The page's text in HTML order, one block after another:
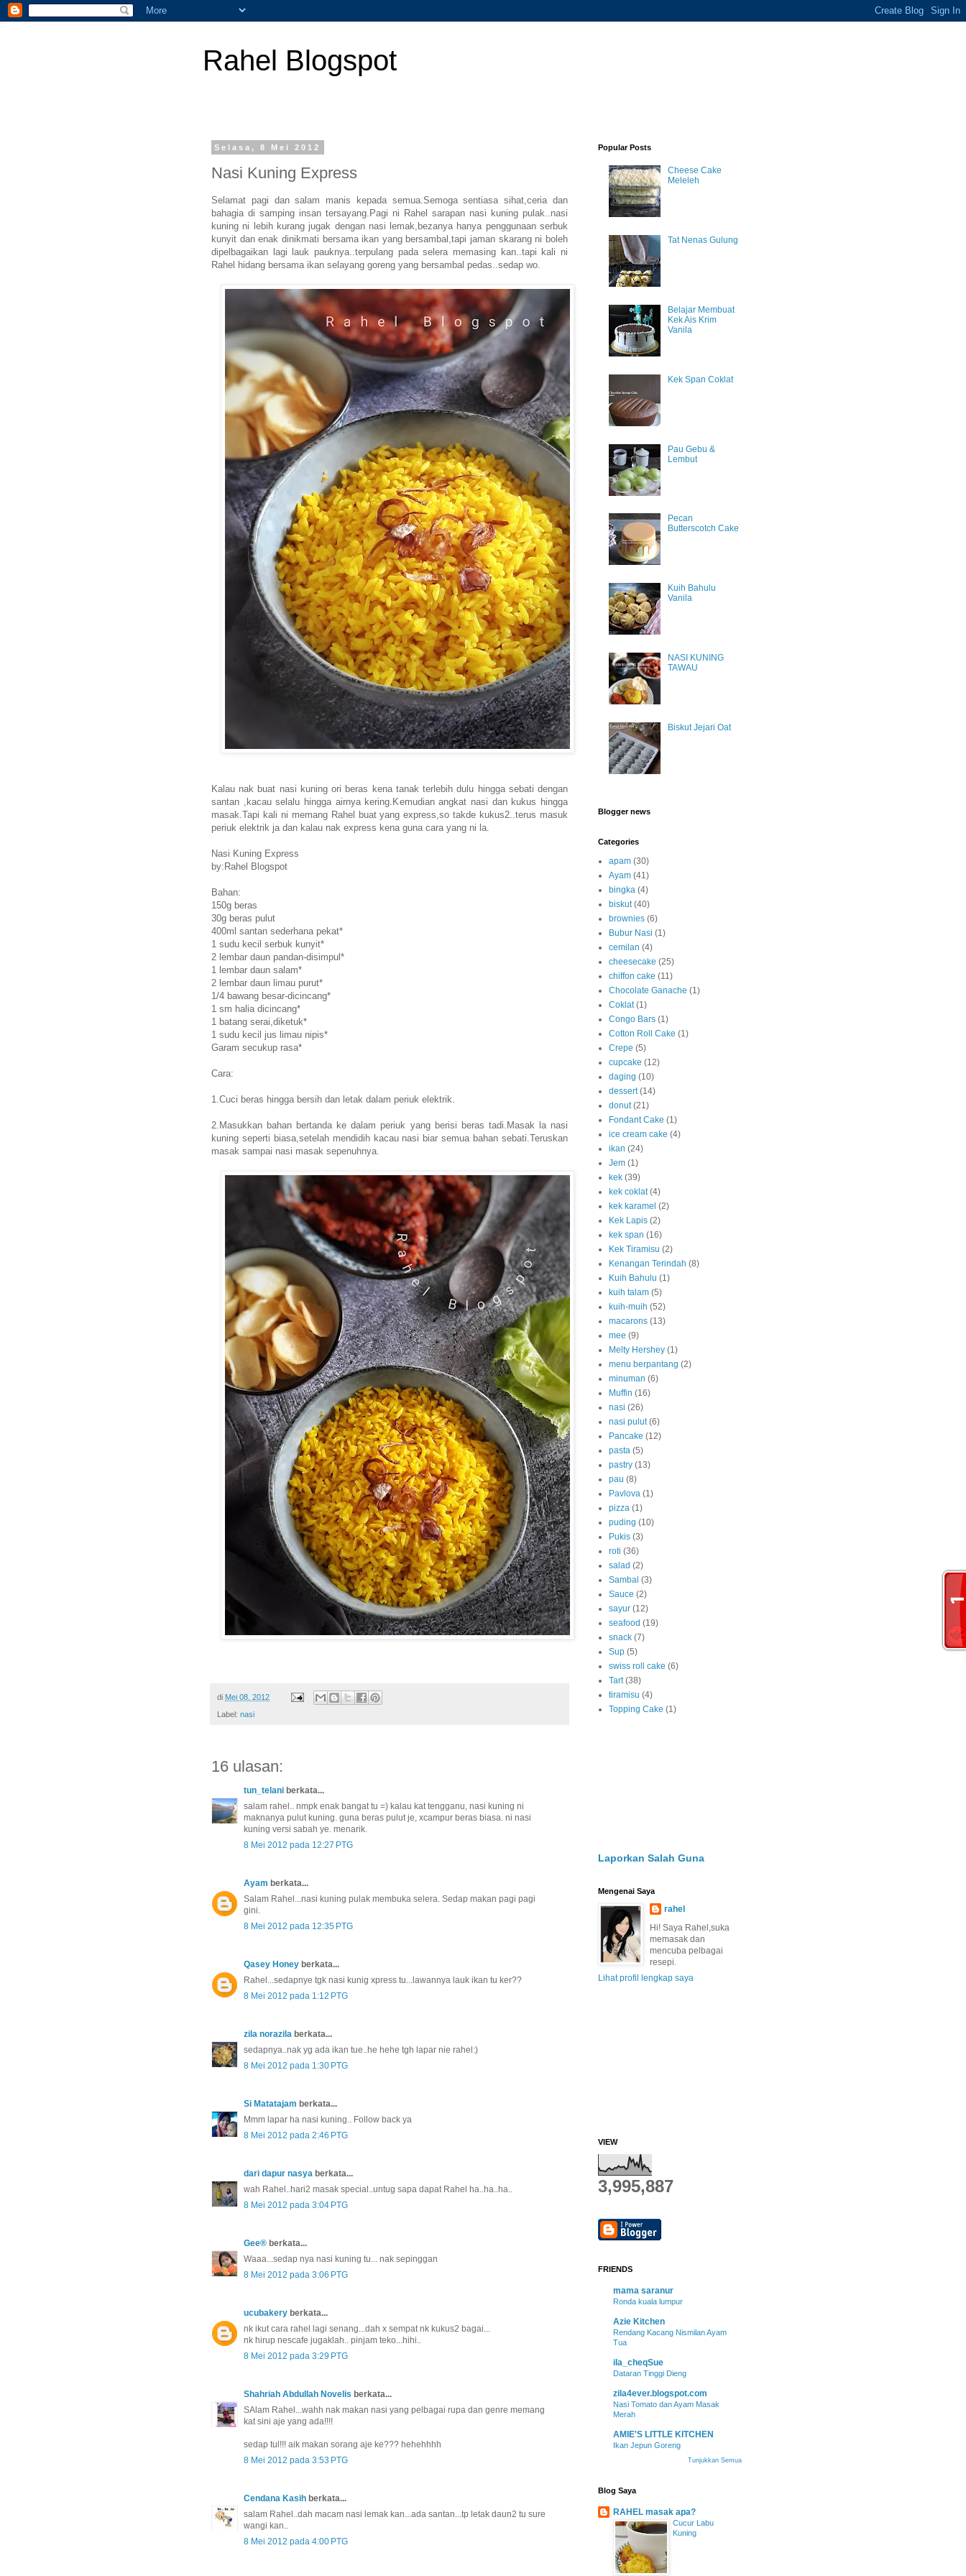
Rahel Blogspot
Selasa, 8 Mei 2012
Nasi Kuning Express
Selamat pagi dan salam manis kepada semua.Semoga sentiasa sihat,ceria dan
bahagia di samping insan tersayang.Pagi ni Rahel sarapan nasi kuning pulak..nasi
kuning ni lebih kurang jugak dengan nasi lemak,bezanya hanya penggunaan serbuk
kunyit dan enak dinikmati bersama ikan yang bersambal,tapi jaman skarang ni boleh
dipelbagaikan lagi lauk pauknya..terpulang pada selera memasing kan..tapi kali ni
Rahel hidang bersama ikan selayang goreng yang bersambal pedas..sedap wo.
Kalau nak buat nasi kuning ori beras kena tanak terlebih dulu hingga sebati dengan
santan ,kacau selalu hingga airnya kering.Kemudian angkat nasi dan kukus hingga
masak.Tapi kali ni memang Rahel buat yang express,so takde kukus2..terus masuk
periuk elektrik ja dan kalau nak express kena guna cara yang ni la.
Nasi Kuning Express
by:Rahel Blogspot
Bahan:
150g beras
30g beras pulut
400ml santan sederhana pekat*
1 sudu kecil serbuk kunyit*
2 lembar daun pandan-disimpul*
1 lembar daun salam*
2 lembar daun limau purut*
1/4 bawang besar-dicincang*
1 sm halia dicincang*
1 batang serai,diketuk*
1 sudu kecil jus limau nipis*
Garam secukup rasa*
Cara:
1.Cuci beras hingga bersih dan letak dalam periuk elektrik.
2.Masukkan bahan bertanda ke dalam periuk yang berisi beras tadi.Masak la nasi
kuning seperti biasa,setelah mendidih kacau nasi biar semua bahan sebati.Teruskan
masak sampai nasi masak sepenuhnya.
di Mei 08, 2012
Label: nasi
16 ulasan:
tun_telani berkata...
salam rahel.. nmpk enak bangat tu =) kalau kat tengganu, nasi kuning ni
maknanya pulut kuning. guna beras pulut je, xcampur beras biasa. ni nasi
kuning versi sabah ye. menarik.
8 Mei 2012 pada 12:27 PTG
Ayam berkata...
Salam Rahel...nasi kuning pulak membuka selera. Sedap makan pagi pagi
gini.
8 Mei 2012 pada 12:35 PTG
Qasey Honey berkata...
Rahel...sedapnye tgk nasi kunig xpress tu...lawannya lauk ikan tu ker??
8 Mei 2012 pada 1:12 PTG
zila norazila berkata...
sedapnya..nak yg ada ikan tue..he hehe tgh lapar nie rahel:)
8 Mei 2012 pada 1:30 PTG
Si Matatajam berkata...
Mmm lapar ha nasi kuning.. Follow back ya
8 Mei 2012 pada 2:46 PTG
dari dapur nasya berkata...
wah Rahel..hari2 masak special..untug sapa dapat Rahel ha..ha..ha..
8 Mei 2012 pada 3:04 PTG
Gee® berkata...
Waaa...sedap nya nasi kuning tu... nak sepinggan
8 Mei 2012 pada 3:06 PTG
ucubakery berkata...
nk ikut cara rahel lagi senang...dah x sempat nk kukus2 bagai...
nk hirup nescafe jugaklah.. pinjam teko...hihi..
8 Mei 2012 pada 3:29 PTG
Shahriah Abdullah Novelis berkata...
SAlam Rahel...wahh nak makan nasi yang pelbagai rupa dan genre memang
kat sini aje yang ada!!!!
sedap tul!!! aik makan sorang aje ke??? hehehhhh
8 Mei 2012 pada 3:53 PTG
Cendana Kasih berkata...
salam Rahel..dah macam nasi lemak kan...ada santan...tp letak daun2 tu sure
wangi kan..
8 Mei 2012 pada 4:00 PTG
Popular Posts
Cheese Cake
Meleleh
Tat Nenas Gulung
Belajar Membuat
Kek Ais Krim
Vanila
Kek Span Coklat
Pau Gebu &
Lembut
Pecan
Butterscotch Cake
Kuih Bahulu
Vanila
NASI KUNING
TAWAU
Biskut Jejari Oat
Blogger news
Categories
apam (30)
Ayam (41)
bingka (4)
biskut (40)
brownies (6)
Bubur Nasi (1)
cemilan (4)
cheesecake (25)
chiffon cake (11)
Chocolate Ganache (1)
Coklat (1)
Congo Bars (1)
Cotton Roll Cake (1)
Crepe (5)
cupcake (12)
daging (10)
dessert (14)
donut (21)
Fondant Cake (1)
ice cream cake (4)
ikan (24)
Jem (1)
kek (39)
kek coklat (4)
kek karamel (2)
Kek Lapis (2)
kek span (16)
Kek Tiramisu (2)
Kenangan Terindah (8)
Kuih Bahulu (1)
kuih talam (5)
kuih-muih (52)
macarons (13)
mee (9)
Melty Hershey (1)
menu berpantang (2)
minuman (6)
Muffin (16)
nasi (26)
nasi pulut (6)
Pancake (12)
pasta (5)
pastry (13)
pau (8)
Pavlova (1)
pizza (1)
puding (10)
Pukis (3)
roti (36)
salad (2)
Sambal (3)
Sauce (2)
sayur (12)
seafood (19)
snack (7)
Sup (5)
swiss roll cake (6)
Tart (38)
tiramisu (4)
Topping Cake (1)
Laporkan Salah Guna
Mengenai Saya
rahel
Hi! Saya Rahel,suka
memasak dan
mencuba pelbagai
resepi.
Lihat profil lengkap saya
VIEW
3,995,887
FRIENDS
mama saranur
Ronda kuala lumpur
Azie Kitchen
Rendang Kacang Nismilan Ayam
Tua
ila_cheqSue
Dataran Tinggi Dieng
zila4ever.blogspot.com
Nasi Tomato dan Ayam Masak
Merah
AMIE'S LITTLE KITCHEN
Ikan Jepun Goreng
Tunjukkan Semua
Blog Saya
RAHEL masak apa?
Cucur Labu
Kuning